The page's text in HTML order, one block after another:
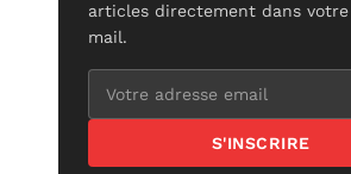
articles directement dans
mail.
S'INSCRIRE